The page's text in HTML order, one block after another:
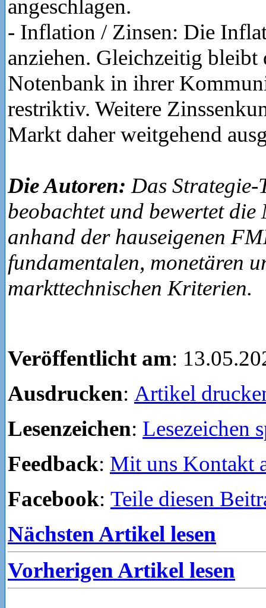
angeschlagen.
- Inflation / Zinsen: Die
anziehen. Gleichzeitig bleibt
Notenbank in ihrer
restriktiv. Weitere
Markt daher weitgehend
Die Autoren: Das Strategie-
beobachtet und bewertet
anhand der hauseigenen
fundamentalen, monetären
markttechnischen Kriterien.
Veröffentlicht am:
Ausdrucken: Artikel
Lesenzeichen: Lesezeichen
Feedback: Mit uns Kontakt
Facebook: Teile diesen
Nächsten Artikel lesen
Vorherigen Artikel lesen